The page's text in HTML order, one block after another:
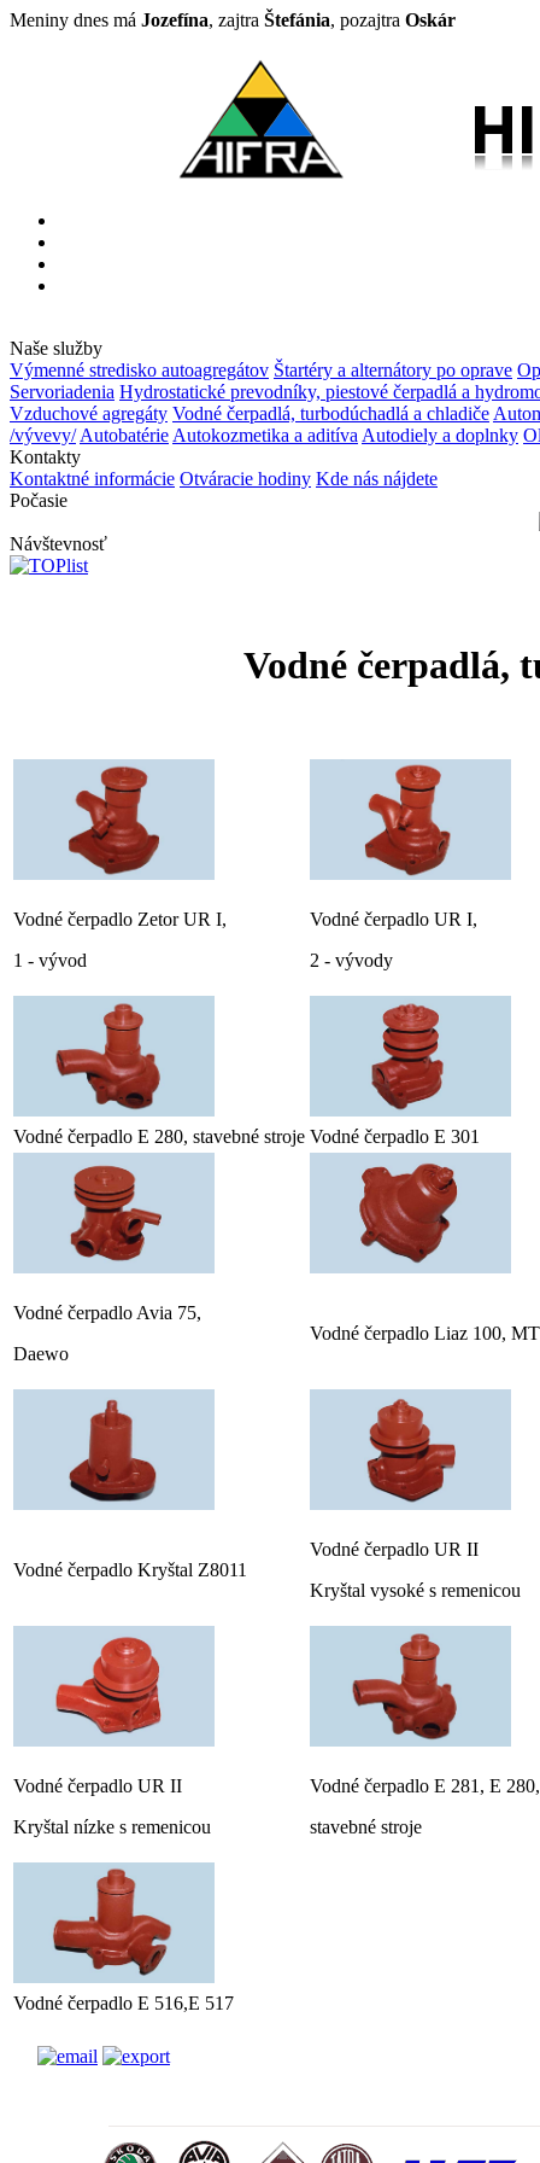
Meniny dnes má Jozefína, zajtra Štefánia, pozajtra Oskár
Naše služby
Výmenné stredisko autoagregátov Štartéry a alternátory po oprave
Servoriadenia Hydrostatické prevodníky, piestové čerpadlá a
Vzduchové agregáty Vodné čerpadlá, turbodúchadlá a chladiče
/vývevy/ Autobatérie Autokozmetika a aditíva Autodiely a doplnky
Kontakty
Kontaktné informácie Otváracie hodiny Kde nás nájdete
Počasie
Návštevnosť
Vodné čerpadlá,
Vodné čerpadlo Zetor UR I,
1 - vývod
Vodné čerpadlo UR I,
2 - vývody
Vodné čerpadlo E 280, stavebné stroje Vodné čerpadlo E 301
Vodné čerpadlo Avia 75,
Daewo
Vodné čerpadlo Liaz 100,
Vodné čerpadlo Kryštal Z8011
Vodné čerpadlo UR II
Kryštal vysoké s remenicou
Vodné čerpadlo UR II
Kryštal nízke s remenicou
Vodné čerpadlo E 281, E 280,
stavebné stroje
Vodné čerpadlo E 516,E 517